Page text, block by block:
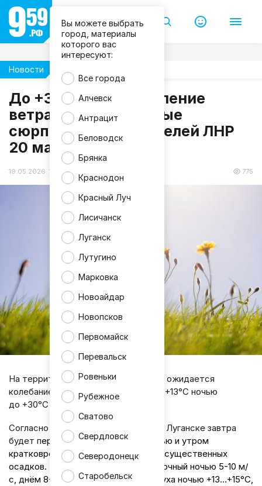
Вы можете выбрать
город, материалы
которого вас
интересуют:
Все города
Алчевск
Антрацит
Беловодск
Брянка
Краснодон
Красный Луч
Лисичанск
Луганск
Лутугино
Марковка
Новоайдар
Новопсков
Первомайск
Перевальск
Ровеньки
Рубежное
Сватово
Свердловск
Северодонецк
Старобельск
Новости
До +30°, гроза и усиление
ветра: какие погодные
сюрпризы ждут жителей ЛНР
20 мая?
19.05.2026 19:32 775
m
a
g
n
i
f
c
На территории ЛНР в среду, 20 мая, ожидается
колебание температуры воздуха от +13°С ночью
до +30°С днём.
Согласно информации синоптиков, в Луганске завтра
будет переменная облачность. Ночью и утром
кратковременный дождь. Днём без существенных
осадков. Гроза. Ветер северо-восточный ночью 5-10 м/
с, днём 8-13 м/с. Температура воздуха ночью +13…+15°С,